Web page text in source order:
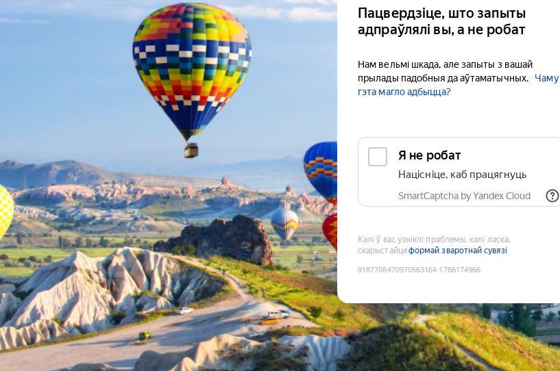
Пацвердзіце, што запыты
адпраўлялі вы, а не робат
Нам вельмі шкада, але запыты з вашай
прылады падобныя да аўтаматычных.
Чаму
гэта магло адбыцца?
Я не робат
Націсніце, каб працягнуць
SmartCaptcha by Yandex Cloud
Калі ў вас узніклі праблемы, калі ласка,
скарыстайцеформай зваротнай сувязі
9187708470970563164:1786174966